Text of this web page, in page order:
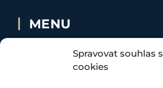
Spravovat souhlas s
cookies
MENU